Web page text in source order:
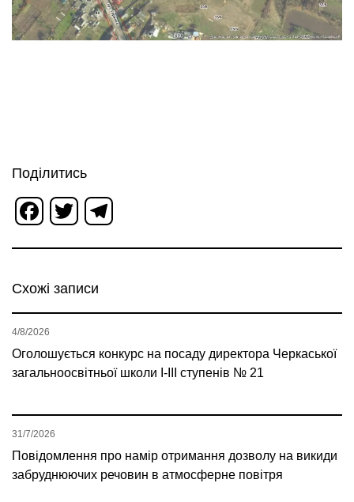
Поділитись
Facebook
Twitter
Схожі записи
Оголошується конкурс на посаду директора Черкаської
загальноосвітньої школи І-ІІІ ступенів № 21
4/8/2026
Повідомлення про намір отримання дозволу на викиди
забруднюючих речовин в атмосферне повітря
31/7/2026